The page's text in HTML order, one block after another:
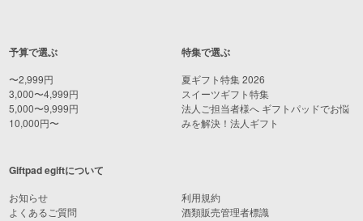
予算で選ぶ
〜2,999円
3,000〜4,999円
5,000〜9,999円
10,000円〜
特集で選ぶ
夏ギフト特集 2026
スイーツギフト特集
法人ご担当者様へ ギフトパッドでお悩
みを解決！法人ギフト
Giftpad egiftについて
お知らせ
よくあるご質問
利用規約
酒類販売管理者標識